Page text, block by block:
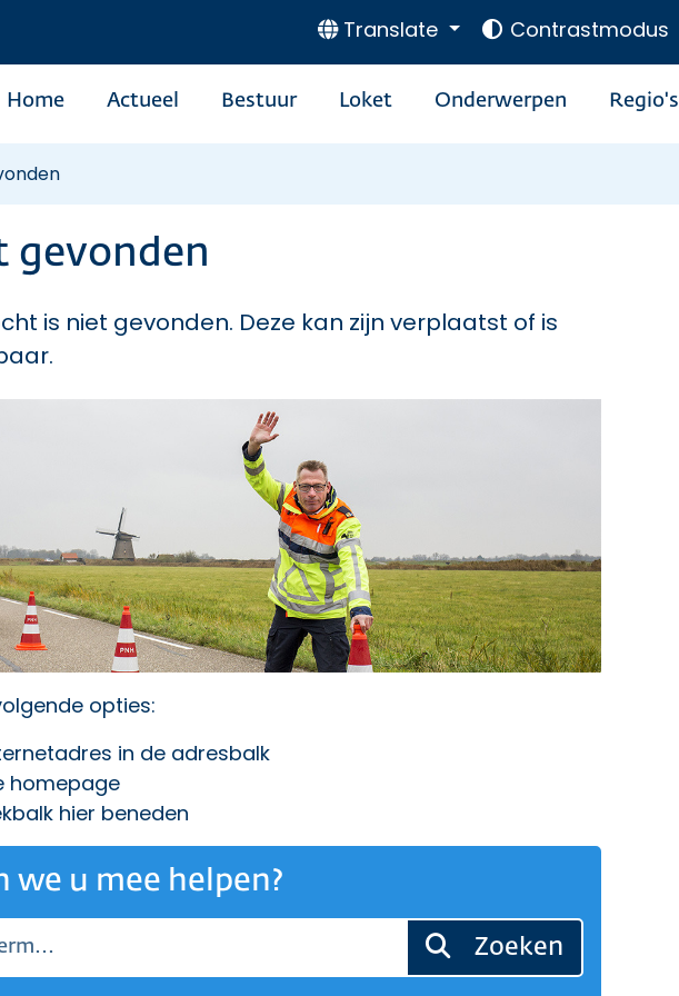
Translate Contrastmodus
Home Actueel Bestuur Loket Onderwerpen Regio's
gevonden
is niet gevonden. Deze kan zijn verplaatst of is
opties:
in de adresbalk
homepage
hier beneden
we u mee helpen?
Zoeken